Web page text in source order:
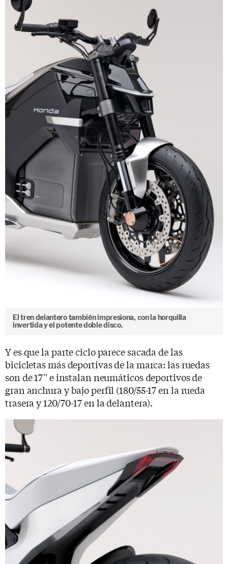
El tren delantero también impresiona, con la horquilla
invertida y el potente doble disco.
Y es que la parte ciclo parece sacada de las
bicicletas más deportivas de la marca: las ruedas
son de 17'' e instalan neumáticos deportivos de
gran anchura y bajo perfil (180/55-17 en la rueda
trasera y 120/70-17 en la delantera).